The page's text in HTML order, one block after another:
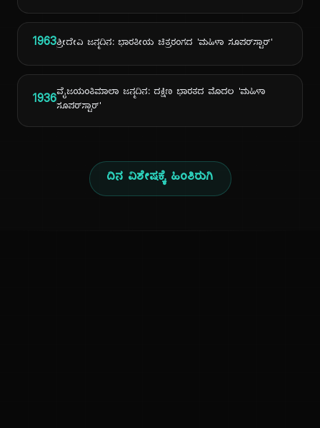
1963ಶ್ರೀದೇವಿ ಜನ್ಮದಿನ: ಭಾರತೀಯ ಚಿತ್ರರಂಗದ 'ಮಹಿಳಾ ಸೂಪರ್‌ಸ್ಟಾರ್'
1936ವೈಜಯಂತಿಮಾಲಾ ಜನ್ಮದಿನ: ದಕ್ಷಿಣ ಭಾರತದ ಮೊದಲ 'ಮಹಿಳಾ
ಸೂಪರ್‌ಸ್ಟಾರ್'
ದಿನ ವಿಶೇಷಕ್ಕೆ ಹಿಂತಿರುಗಿ